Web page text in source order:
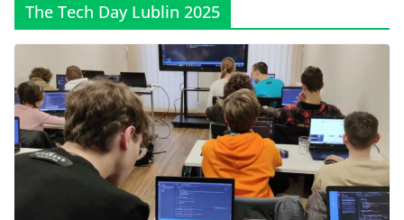
The Tech Day Lublin 2025